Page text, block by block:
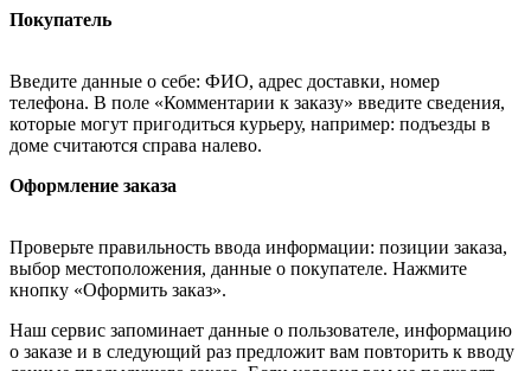
Покупатель
Введите данные о себе: ФИО, адрес доставки, номер
телефона. В поле «Комментарии к заказу» введите сведения,
которые могут пригодиться курьеру, например: подъезды в
доме считаются справа налево.
Оформление заказа
Проверьте правильность ввода информации: позиции заказа,
выбор местоположения, данные о покупателе. Нажмите
кнопку «Оформить заказ».
Наш сервис запоминает данные о пользователе, информацию
о заказе и в следующий раз предложит вам повторить к вводу